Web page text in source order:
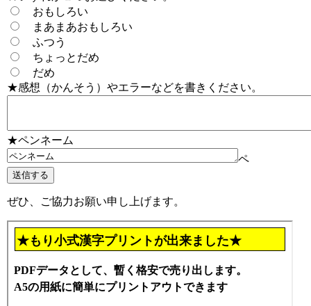
おもしろい
まあまあおもしろい
ふつう
ちょっとだめ
だめ
★感想（かんそう）やエラーなどを書きください。
★ペンネーム
ペ
ぜひ、ご協力お願い申し上げます。